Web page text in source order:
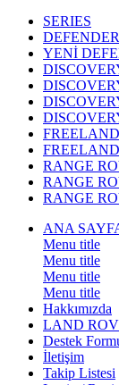
SERIES
DEFENDER
YENİ
RANGE
RANGE
RANGE
ANA
Menu title
Menu title
Menu title
Menu title
Hakkımızda
LAND
Destek
İletişim
Takip Listesi